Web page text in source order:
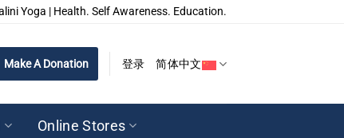
Yoga | Health. Self Awareness. Education.
Make A Donation 登录 简体中文
Online Stores